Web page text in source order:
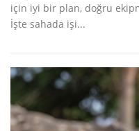
için iyi bir plan, doğru
İşte sahada işi...